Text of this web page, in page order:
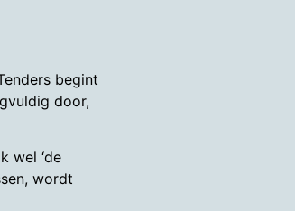
begint
door,
wel ‘de
wordt